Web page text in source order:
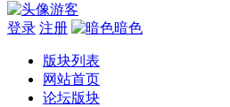
游客
登录 注册 暗色
版块列表
网站首页
论坛版块